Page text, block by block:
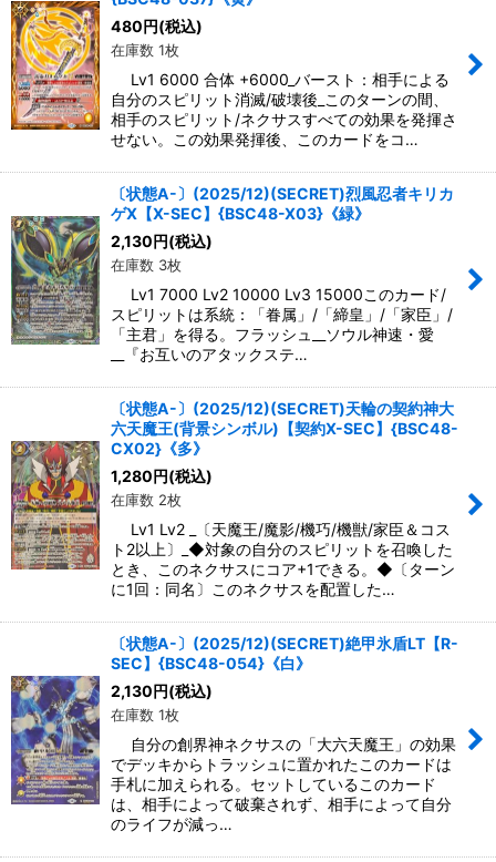
480 円(税込)
在庫数 1枚
Lv1 6000 合体 +6000_バースト：相手による
自分のスピリット消滅/破壊後_このターンの間、
相手のスピリット/ネクサスすべての効果を発揮さ
せない。この効果発揮後、このカードをコ…
〔状態A-〕(2025/12)(SECRET)烈風忍者キリカ
ゲX【X-SEC】{BSC48-X03}《緑》
2,130 円(税込)
在庫数 3枚
Lv1 7000 Lv2 10000 Lv3 15000このカード/
スピリットは系統：「眷属」/「締皇」/「家臣」/
「主君」を得る。フラッシュ__ソウル神速・愛
__『お互いのアタックステ…
〔状態A-〕(2025/12)(SECRET)天輪の契約神大
六天魔王(背景シンボル)【契約X-SEC】{BSC48-
CX02}《多》
1,280 円(税込)
在庫数 2枚
Lv1 Lv2 _〔天魔王/魔影/機巧/機獣/家臣＆コス
ト2以上〕_◆対象の自分のスピリットを召喚した
とき、このネクサスにコア+1できる。◆〔ターン
に1回：同名〕このネクサスを配置した…
〔状態A-〕(2025/12)(SECRET)絶甲氷盾LT【R-
SEC】{BSC48-054}《白》
2,130 円(税込)
在庫数 1枚
自分の創界神ネクサスの「大六天魔王」の効果
でデッキからトラッシュに置かれたこのカードは
手札に加えられる。セットしているこのカード
は、相手によって破棄されず、相手によって自分
のライフが減っ…